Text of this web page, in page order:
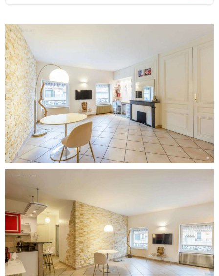
américaine conviviale. Cet espace est parfait pour
partager des moments chaleureux en famille ou entre
amis. Les deux chambres, spacieuses et confortables,
offrent de multiples possibilités d'aménagement, que ce
soit pour une famille ou pour créer un espace de
télétravail. L'appartement comprend également une salle
de bain, une salle d'eau et des toilettes séparées, assurant
un confort optimal au quotidien.
Côté pratique, vous profiterez de solutions de rangement
astucieuses grâce à une cave et un grenier. Situé dans
une rue calme, cet appartement bénéficie d'une proximité
immédiate avec les commerces et les transports,
facilitant ainsi votre quotidien.
Le quartier est un véritable atout, avec le Central Park et
le Jardin d'Erevan à quelques pas pour vos moments de
détente en plein air. Les familles apprécieront la proximité
des établissements scolaires, tels que l'École primaire
Alix et l'École primaire Germaine Tillion, toutes deux à